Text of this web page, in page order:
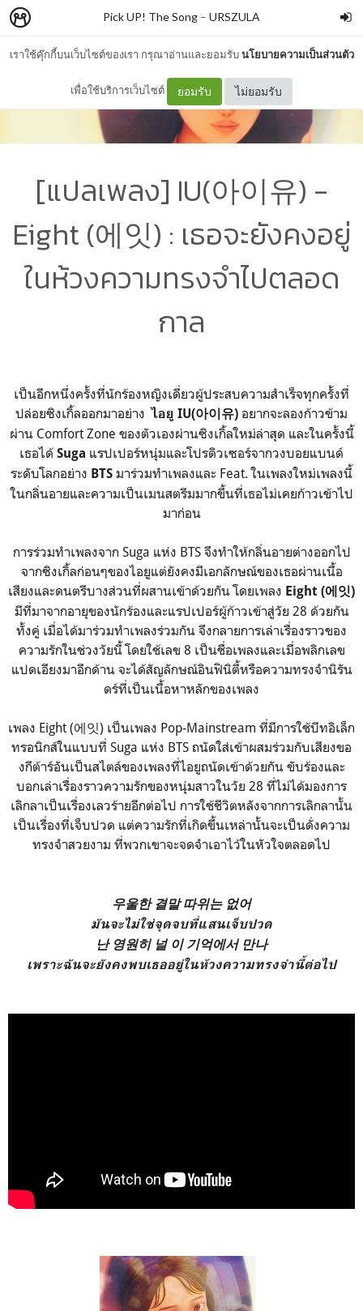
เราใช้คุ๊กกี้บนเว็บไซต์ของเรา กรุณาอ่านและยอมรับนโยบายความเป็นส่วนตัว
เพื่อใช้บริการเว็บไซต์ ยอมรับ ไม่ยอมรับ
Pick UP! The Song – URSZULA
[แปลเพลง] IU(아이유) -
Eight (에잇) : เธอจะยังคงอยู่
ในห้วงความทรงจำไปตลอด
กาล
เป็นอีกหนึ่งครั้งที่นักร้องหญิงเดี่ยวผู้ประสบความสำเร็จทุกครั้งที่
ปล่อยซิงเกิ้ลออกมาอย่างไอยู IU(아이유) อยากจะลองก้าวข้าม
ผ่าน Comfort Zone ของตัวเองผ่านซิงเกิ้ลใหม่ล่าสุด และในครั้งนี้
เธอได้ Suga แรปเปอร์หนุ่มและโปรดิวเซอร์จากวงบอยแบนด์
ระดับโลกอย่าง BTS มาร่วมทำเพลงและ Feat. ในเพลงใหม่เพลงนี้
ในกลิ่นอายและความเป็นเมนสตรีมมากขึ้นที่เธอไม่เคยก้าวเข้าไป
มาก่อน
การร่วมทำเพลงจาก Suga แห่ง BTS จึงทำให้กลิ่นอายต่างออกไป
จากซิงเกิ้ลก่อนๆของไอยูแต่ยังคงมีเอกลักษณ์ของเธอผ่านเนื้อ
เสียงและดนตรีบางส่วนที่ผสานเข้าด้วยกัน โดยเพลง Eight (에잇)
มีที่มาจากอายุของนักร้องและแรปเปอร์ผู้ก้าวเข้าสู่วัย 28 ด้วยกัน
ทั้งคู่ เมื่อได้มาร่วมทำเพลงร่วมกัน จึงกลายการเล่าเรื่องราวของ
ความรักในช่วงวัยนี้ โดยใช้เลข 8 เป็นชื่อเพลงและเมื่อพลิกเลข
แปดเอียงมาอีกด้าน จะได้สัญลักษณ์อินฟินิตี้หรือความทรงจำนิรัน
ดร์ที่เป็นเนื้อหาหลักของเพลง
เพลง Eight (에잇) เป็นเพลง Pop-Mainstream ที่มีการใช้บีทอิเล็ก
ทรอนิกส์ในแบบที่ Suga แห่ง BTS ถนัดใส่เข้าผสมร่วมกับเสียงขอ
งกีต้าร์อันเป็นสไตล์ของเพลงที่ไอยูถนัดเข้าด้วยกัน ขับร้องและ
บอกเล่าเรื่องราวความรักของหนุ่มสาวในวัย 28 ที่ไม่ได้มองการ
เลิกลาเป็นเรื่องเลวร้ายอีกต่อไป การใช้ชีวิตหลังจากการเลิกลานั้น
เป็นเรื่องที่เจ็บปวด แต่ความรักที่เกิดขึ้นเหล่านั้นจะเป็นดั่งความ
ทรงจำสวยงาม ที่พวกเขาจะจดจำเอาไว้ในหัวใจตลอดไป
우울한 결말 따위는 없어
มันจะไม่ใช่จุดจบที่แสนเจ็บปวด
난 영원히 널 이 기억에서 만나
เพราะฉันจะยังคงพบเธออยู่ในห้วงความทรงจำนี้ต่อไป